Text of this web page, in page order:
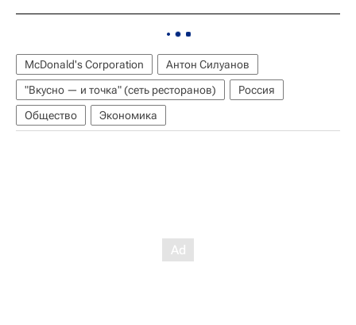
McDonald's Corporation
Антон Силуанов
"Вкусно — и точка" (сеть ресторанов)
Россия
Общество
Экономика